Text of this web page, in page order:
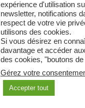
2026 : Réunion du
expérience d'utilisation
newsletter, notifications
respect de votre vie
utilisons des cookies.
Si vous désirez en
davantage et accéder
des cookies, "boutons de
Gérez votre
Accepter tout